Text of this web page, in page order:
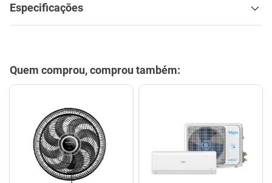
Especificações
Quem comprou, comprou também: